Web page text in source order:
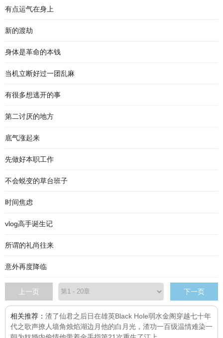
有点运气在身上
新的渡劫
身体是革命的本钱
当机立断好过一团乱麻
有很多想逃开的事
第二讨厌的地方
底气涨起来
先做好本职工作
不会蜕变的草台班子
时间焦虑
vlog高手诞生记
所谓的礼尚往来
意外再度降临
上一页 下一页
相关推荐： 渣了仙君之后日在雄英Black Hole弱水金阁穿越七十年
代之歌声撩人墙角烛焰湖边月他的白月光，渣功一百级温情难染一